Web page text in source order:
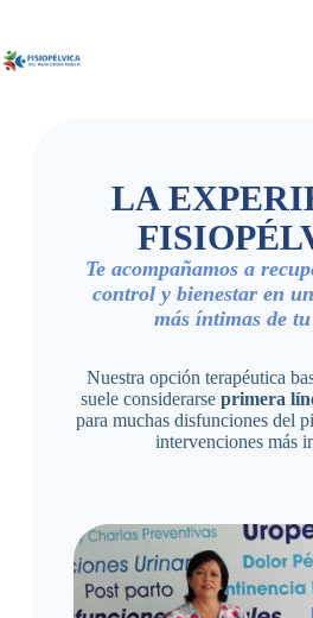
LA
Te acompañamos a
control y bienestar en
más íntimas de
Nuestra opción terapéutica
suele considerarse primera
para muchas disfunciones del
intervenciones más